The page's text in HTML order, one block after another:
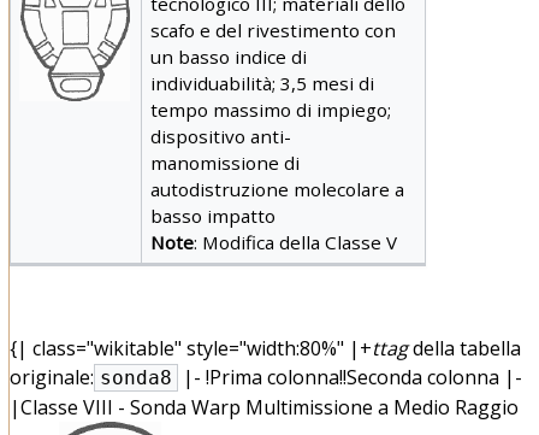
scafo e del rivestimento con
un basso indice di
individuabilità; 3,5 mesi di
tempo massimo di impiego;
dispositivo anti-
manomissione di
autodistruzione molecolare a
basso impatto
Note: Modifica della Classe V
{| class="wikitable" style="width:80%" |+ttagdella tabella
originale: sonda8
|- !Prima colonna!!Seconda colonna |-
|Classe VIII - Sonda Warp Multimissione a Medio Raggio